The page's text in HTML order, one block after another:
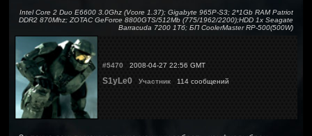
Intel Core 2 Duo E6600 3.0Ghz (Vcore 1.37); Gigabyte 965P-S3; 2*1Gb RAM Patriot
DDR2 870Mhz; ZOTAC GeForce 8800GTS/512Mb (775/1962/2200);HDD 1x Seagate
Barracuda 7200 1Тб; БП CoolerMaster RP-500(500W)
#5470 2008-04-27 22:56 GMT
S1yLe0 Участник 114 сообщений